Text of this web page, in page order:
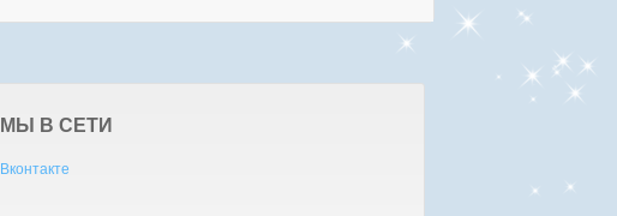
МЫ В СЕТИ
Вконтакте